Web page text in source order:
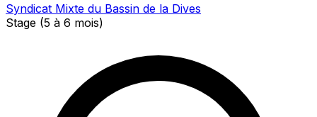
Syndicat Mixte du Bassin de la Dives
Stage (5 à 6 mois)